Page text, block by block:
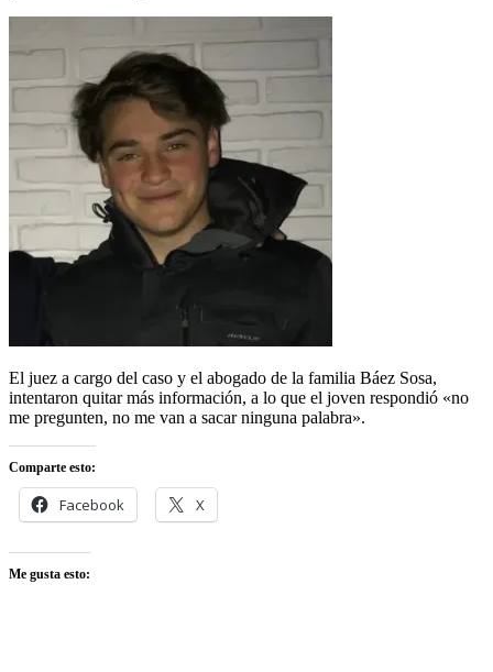
El juez a cargo del caso y el abogado de la familia Báez Sosa,
intentaron quitar más información, a lo que el joven respondió «no
me pregunten, no me van a sacar ninguna palabra».
Comparte esto:
Facebook X
Me gusta esto: